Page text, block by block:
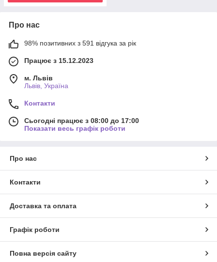
Про нас
98% позитивних з 591 відгука за рік
Працює з 15.12.2023
м. Львів
Львів, Україна
Контакти
Сьогодні працює з 08:00 до 17:00
Показати весь графік роботи
Про нас
Контакти
Доставка та оплата
Графік роботи
Повна версія сайту